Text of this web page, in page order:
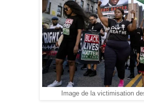
Image de la victimisation